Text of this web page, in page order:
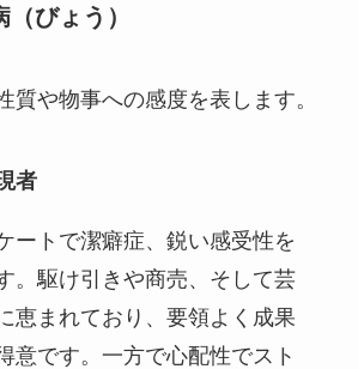
びょう）
質や物事への感度を表します。
者
ートで潔癖症、鋭い感受性を
。駆け引きや商売、そして芸
恵まれており、要領よく成果
意です。一方で心配性でスト